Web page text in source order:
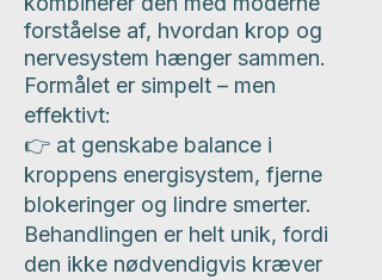
forståelse af, hvordan krop og
nervesystem hænger sammen.
Formålet er simpelt – men
effektivt:
👉 at genskabe balance i
kroppens energisystem, fjerne
blokeringer og lindre smerter.
Behandlingen er helt unik, fordi
den ikke nødvendigvis kræver